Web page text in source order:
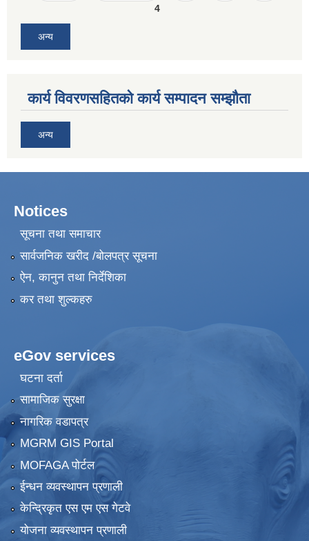
4
अन्य
कार्य विवरणसहितको कार्य सम्पादन सम्झौता
अन्य
Notices
सूचना तथा समाचार
सार्वजनिक खरीद /बोलपत्र सूचना
ऐन, कानुन तथा निर्देशिका
कर तथा शुल्कहरु
eGov services
घटना दर्ता
सामाजिक सुरक्षा
नागरिक वडापत्र
MGRM GIS Portal
MOFAGA पोर्टल
ईन्धन व्यवस्थापन प्रणाली
केन्द्रिकृत एस एम एस गेटवे
योजना व्यवस्थापन प्रणाली